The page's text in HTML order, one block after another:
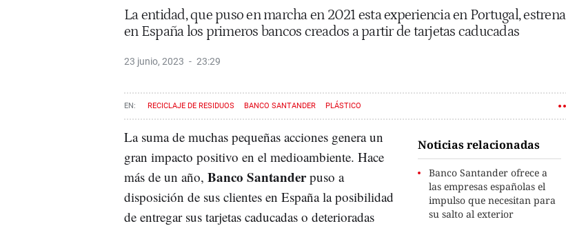
La entidad, que puso en marcha en 2021 esta experiencia en Portugal, estrena
en España los primeros bancos creados a partir de tarjetas caducadas
23 junio, 2023 23:29
RECICLAJE DE RESIDUOS BANCO SANTANDER PLÁSTICO
Noticias relacionadas
Banco Santander ofrece a
las empresas españolas el
impulso que necesitan para
su salto al exterior
La suma de muchas pequeñas acciones genera un
gran impacto positivo en el medioambiente. Hace
más de un año, Banco Santanderpuso a
disposición de sus clientes en España la posibilidad
de entregar sus tarjetas caducadas o deterioradas